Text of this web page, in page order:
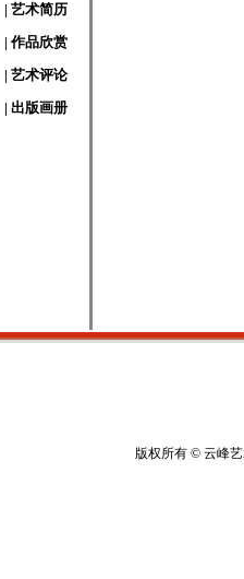
| 艺术简历
| 作品欣赏
| 艺术评论
| 出版画册
版权所有 © 云峰